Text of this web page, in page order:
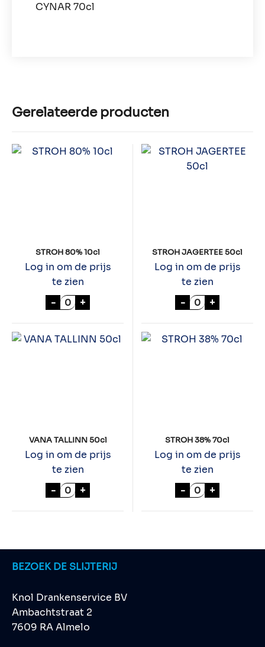
CYNAR 70cl
Gerelateerde producten
STROH 80% 10cl
Log in om de prijs
te zien
- STROH 80% 10cl aantal
+
STROH JAGERTEE 50cl
Log in om de prijs
te zien
- STROH
+
VANA TALLINN 50cl
Log in om de prijs
te zien
- VANA TALLINN 50cl aantal
+
STROH 38% 70cl
Log in om de prijs
te zien
- STROH 38%
+
BEZOEK DE SLIJTERIJ
Knol Drankenservice BV
Ambachtstraat 2
7609 RA Almelo